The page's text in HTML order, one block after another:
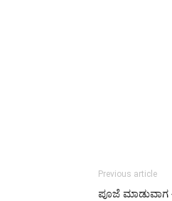
Previous article
ಪೂಜೆ ಮಾಡುವಾಗ